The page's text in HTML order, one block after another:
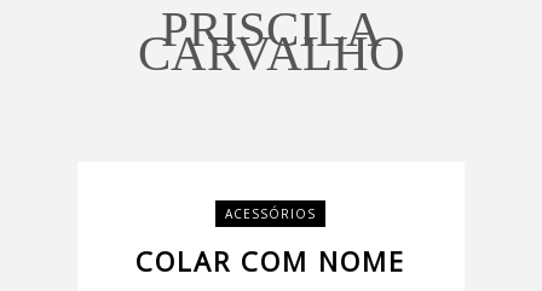
PRISCILA
CARVALHO
ACESSÓRIOS
COLAR COM NOME